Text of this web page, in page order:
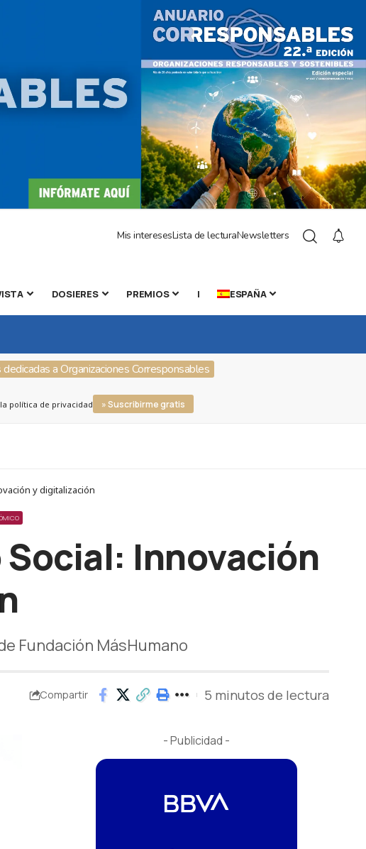
Mis interesesLista de lecturaNewsletters
DOSIERES PREMIOS | ESPAÑA
dedicadas a Organizaciones Corresponsables
política de privacidad » Suscribirme gratis
y digitalización
Innovación
Fundación MásHumano
Compartir 5 minutos de lectura
- Publicidad -